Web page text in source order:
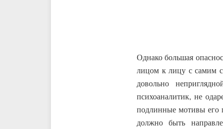
Однако большая
лицом к лицу с самим
довольно
психоаналитик, не
подлинные мотивы его
должно быть